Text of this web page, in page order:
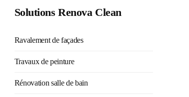
Solutions Renova Clean
Ravalement de façades
Travaux de peinture
Rénovation salle de bain